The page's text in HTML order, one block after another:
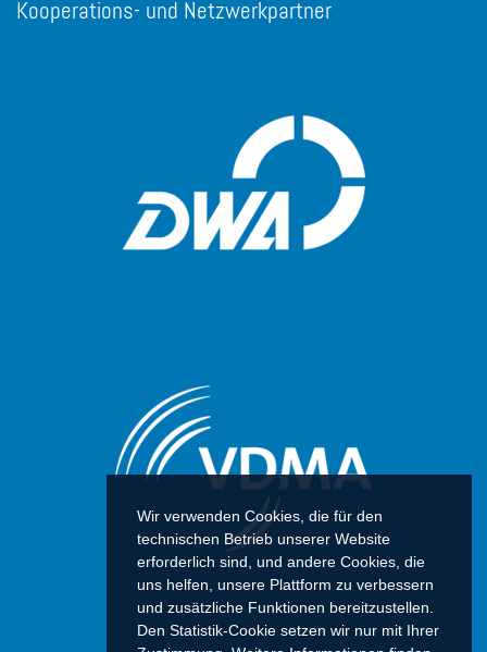
Wir verwenden Cookies, die für den
technischen Betrieb unserer Website
erforderlich sind, und andere Cookies, die
uns helfen, unsere Plattform zu verbessern
und zusätzliche Funktionen bereitzustellen.
Den Statistik-Cookie setzen wir nur mit Ihrer
Kooperations- und Netzwerkpartner